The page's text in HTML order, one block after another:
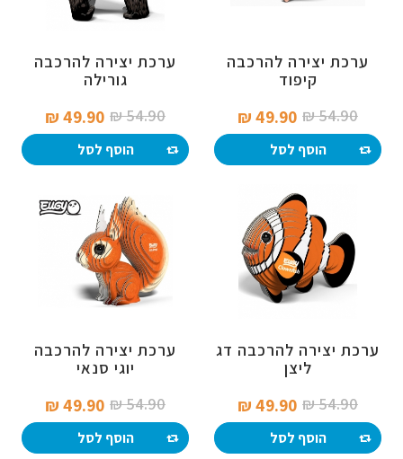
ערכת יצירה להרכבה
קיפוד
54.90 ₪‎
49.90 ₪‎
הוסף לסל
ערכת יצירה להרכבה
גורילה
54.90 ₪‎
49.90 ₪‎
הוסף לסל
ערכת יצירה להרכבה דג
ליצן
54.90 ₪‎
49.90 ₪‎
הוסף לסל
ערכת יצירה להרכבה
יוגי סנאי
54.90 ₪‎
49.90 ₪‎
הוסף לסל